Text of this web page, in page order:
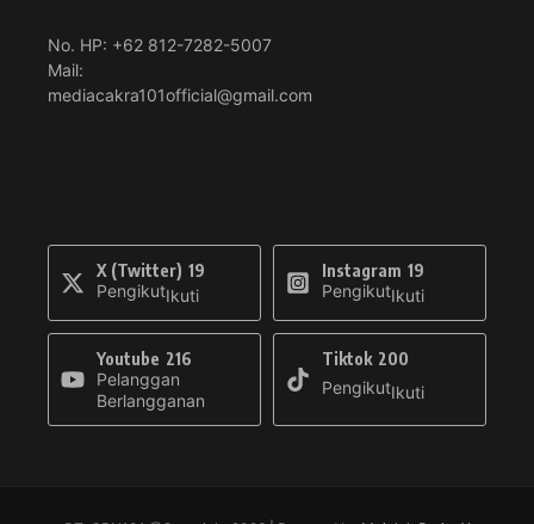
No. HP: +62 812-7282-5007
Mail:
mediacakra101official@gmail.com
X (Twitter) 19
PengikutIkuti
Instagram 19
PengikutIkuti
Youtube 216
Pelanggan
Berlangganan
Tiktok 200
PengikutIkuti